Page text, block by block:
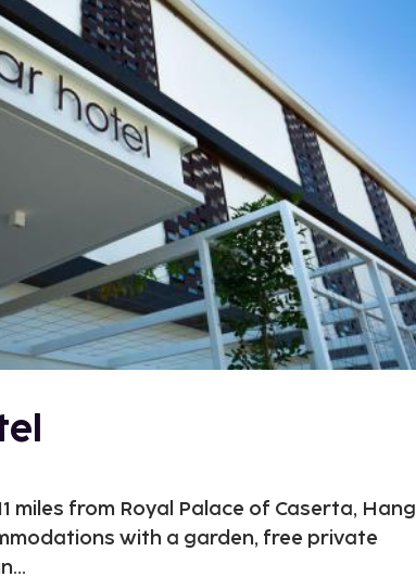
miles from Royal Palace of Caserta,
with a garden, free private